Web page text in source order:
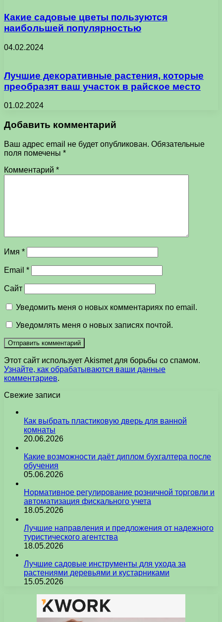
Какие садовые цветы пользуются
наибольшей популярностью
04.02.2024
Лучшие декоративные растения, которые
преобразят ваш участок в райское место
01.02.2024
Добавить комментарий
Ваш адрес email не будет опубликован. Обязательные
поля помечены *
Комментарий *
Имя *
Email *
Сайт
Уведомить меня о новых комментариях по email.
Уведомлять меня о новых записях почтой.
Этот сайт использует Akismet для борьбы со спамом.
Узнайте, как обрабатываются ваши данные
комментариев.
Свежие записи
Как выбрать пластиковую дверь для ванной
комнаты
20.06.2026
Какие возможности даёт диплом бухгалтера после
обучения
05.06.2026
Нормативное регулирование розничной торговли и
автоматизация фискального учета
18.05.2026
Лучшие направления и предложения от надежного
туристического агентства
18.05.2026
Лучшие садовые инструменты для ухода за
растениями деревьями и кустарниками
15.05.2026